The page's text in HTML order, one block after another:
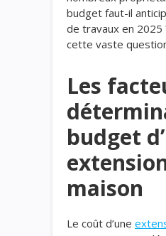
budget faut-il
de travaux en 2025
cette vaste
Les
budget
maison
Le coût d’une